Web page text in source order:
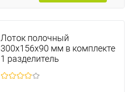
Лоток полочный
300х156х90 мм в комплекте
1 разделитель